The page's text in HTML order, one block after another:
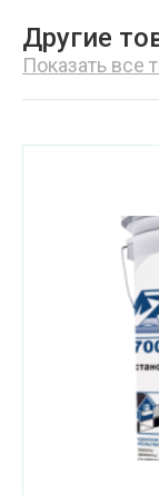
Другие
Показать все